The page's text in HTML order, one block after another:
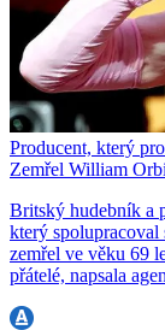
Producent, který
Zemřel William
Britský hudebník a
který spolupracoval
zemřel ve věku 69
přátelé, napsala